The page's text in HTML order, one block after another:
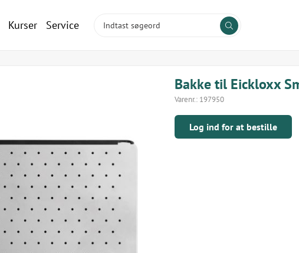
Kurser Service
Bakke til Eickloxx
Varenr.: 197950
Log ind for at bestille